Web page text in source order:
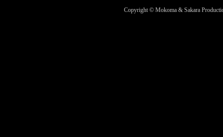
Copyright © Mokoma & Sakara